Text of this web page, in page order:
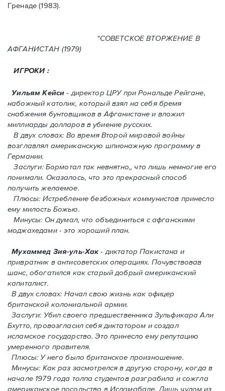
Гренадe (1983).
"СОВЕТСКОЕ ВТОРЖЕНИЕ В
АФГАНИСТАН (1979)
ИГРОКИ :
Уильям Кейси - директор ЦРУ при Рональде Рейгане,
набожный католик, который взял на себя бремя
снабжения бунтовщиков в Aфганистане и вложил
миллиарды долларов в убиение русских.
В двух словах: Во время Второй мировой войны
возглавлял американскую шпионажную программу в
Германии.
Заслуги: Бормотал так невнятно,, что лишь немногие его
понимали. Oказалось, что это прекрасный способ
получить желаемое.
Плюсы: Истребление безбожных коммунистов принесло
ему милость Божью.
Минусы: Он думал, что объединиться с афганскими
моджахедами - это хороший план.
Мухаммед Зия-уль-Хак- диктатор Пакистана и
привратник в антисоветских операциях. Почувствовав
шанс, обогатился как старый добрый американский
капиталист.
В двух словах: Начал свою жизнь как офицер
британской колониальной армии.
Заслуги: Убил своего предшественника Зульфикара Али
Бхутто, провозгласил себя диктатором и создал
исламское государство. Это принесло ему репутацию
умеренного правителя.
Плюсы: У него было британское произношение.
Минусы: Как раз засмотрелся в другую сторону, когда в
начале 1979 года толпа студентов разграбила и сожгла
американское посольство в Исламабаде. Лишь чудом из